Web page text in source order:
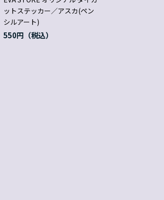
ットステッカー／アスカ(ペン
シルアート)
550円